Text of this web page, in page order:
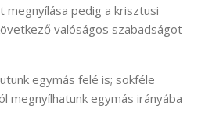
megnyílása pedig a krisztusi
valóságos szabadságot
egymás felé is; sokféle
megnyílhatunk egymás irányába